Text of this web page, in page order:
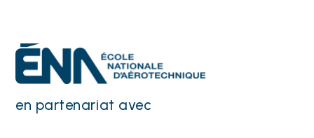
en partenariat avec